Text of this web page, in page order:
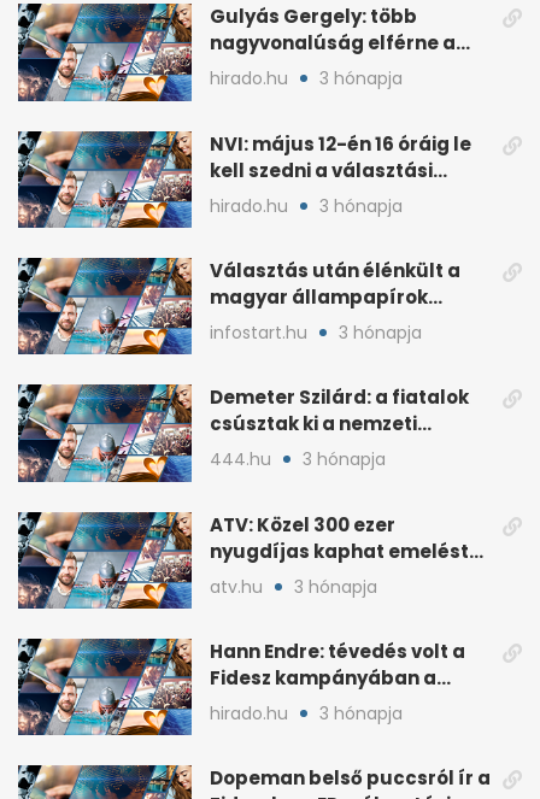
Gulyás Gergely: több
nagyvonalúság elférne a
kétharmados győztesekben
hirado.hu 3 hónapja
NVI: május 12-én 16 óráig le
kell szedni a választási
plakátokat
hirado.hu 3 hónapja
Választás után élénkült a
magyar állampapírok
lakossági értékesítése
infostart.hu 3 hónapja
Demeter Szilárd: a fiatalok
csúsztak ki a nemzeti
kultúrából
444.hu 3 hónapja
ATV: Közel 300 ezer
nyugdíjas kaphat emelést
idén a Tisza terve szerint
atv.hu 3 hónapja
Hann Endre: tévedés volt a
Fidesz kampányában a
háborús veszély
hirado.hu 3 hónapja
Dopeman belső puccsról ír a